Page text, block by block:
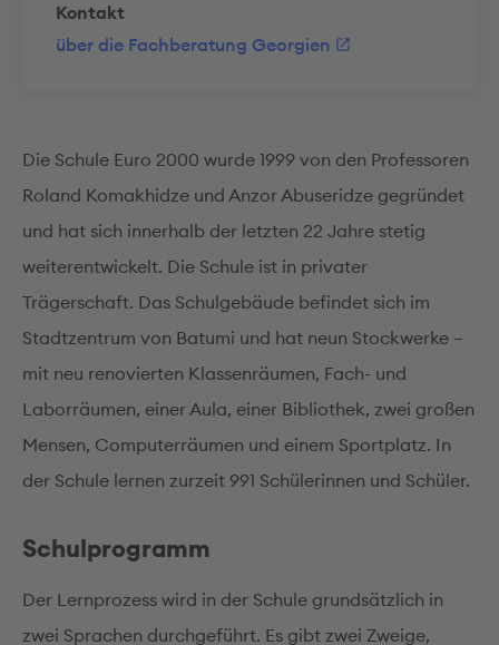
Kontakt
über die Fachberatung Georgien
Die Schule Euro 2000 wurde 1999 von den Professoren
Roland Komakhidze und Anzor Abuseridze gegründet
und hat sich innerhalb der letzten 22 Jahre stetig
weiterentwickelt. Die Schule ist in privater
Trägerschaft. Das Schulgebäude befindet sich im
Stadtzentrum von Batumi und hat neun Stockwerke –
mit neu renovierten Klassenräumen, Fach- und
Laborräumen, einer Aula, einer Bibliothek, zwei großen
Mensen, Computerräumen und einem Sportplatz. In
der Schule lernen zurzeit 991 Schülerinnen und Schüler.
Schulprogramm
Der Lernprozess wird in der Schule grundsätzlich in
zwei Sprachen durchgeführt. Es gibt zwei Zweige,